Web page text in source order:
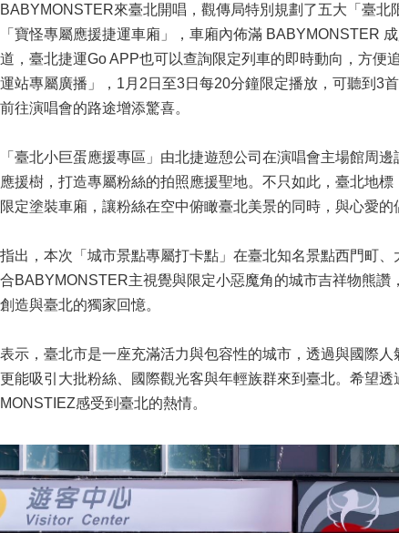
來臺北開唱，觀傳局特別規劃了五大「臺北
寶怪專屬應援捷運車廂」，車廂內佈滿 BABYMONSTER
，臺北捷運Go APP也可以查詢限定列車的即時動向，方便
站專屬廣播」，1月2日至3日每20分鐘限定播放，可聽到3
往演唱會的路途增添驚喜。
臺北小巨蛋應援專區」由北捷遊憩公司在演唱會主場館周
援樹，打造專屬粉絲的拍照應援聖地。不只如此，臺北地
定塗裝車廂，讓粉絲在空中俯瞰臺北美景的同時，與心愛的
出，本次「城市景點專屬打卡點」在臺北知名景點西門町
BABYMONSTER主視覺與限定小惡魔角的城市吉祥物熊讚
造與臺北的獨家回憶。
示，臺北市是一座充滿活力與包容性的城市，透過與國際
能吸引大批粉絲、國際觀光客與年輕族群來到臺北。希望
感受到臺北的熱情。